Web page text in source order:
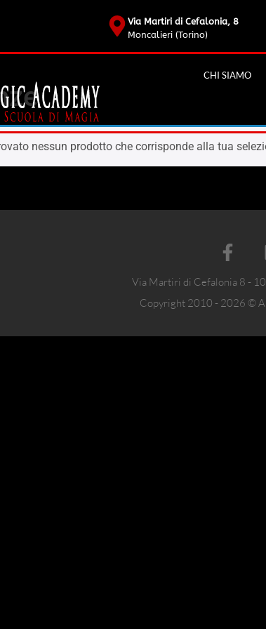
Via Martiri di Cefalonia, 8
Moncalieri (Torino)
CHI SIAMO
nessun prodotto che corrisponde alla tua
Via Martiri di Cefalonia 8 -
Copyright 2010 - 2026 ©